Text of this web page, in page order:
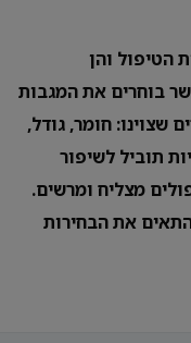
הטיפול והן
בוחרים את המגבות
שצוינו: חומר, גודל,
תוביל לשיפור
מצליח ומרשים.
את הבחירות